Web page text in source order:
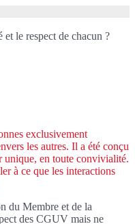
le respect de chacun ?
exclusivement
les autres. Il a été conçu
unique, en toute convivialité.
à ce que les interactions
du Membre et de la
des CGUV mais ne